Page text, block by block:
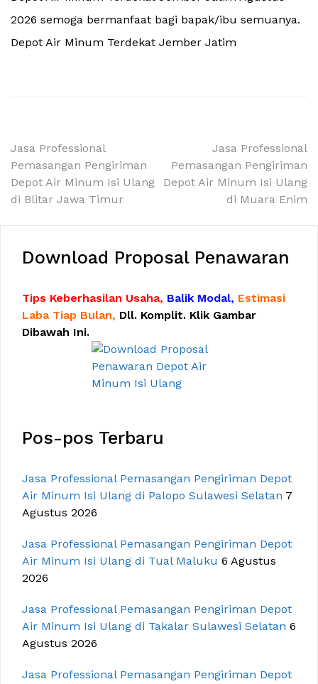
2026 semoga bermanfaat bagi bapak/ibu semuanya.
Depot Air Minum Terdekat Jember Jatim
Navigasi
pos
Jasa Professional
Pemasangan Pengiriman
Depot Air Minum Isi Ulang
di Blitar Jawa Timur
Jasa Professional
Pemasangan Pengiriman
Depot Air Minum Isi Ulang
di Muara Enim
Download Proposal Penawaran
Tips Keberhasilan Usaha, Balik Modal, Estimasi
Laba Tiap Bulan, Dll. Komplit. Klik Gambar
Dibawah Ini.
Pos-pos Terbaru
Jasa Professional Pemasangan Pengiriman Depot
Air Minum Isi Ulang di Palopo Sulawesi Selatan 7
Agustus 2026
Jasa Professional Pemasangan Pengiriman Depot
Air Minum Isi Ulang di Tual Maluku 6 Agustus
2026
Jasa Professional Pemasangan Pengiriman Depot
Air Minum Isi Ulang di Takalar Sulawesi Selatan 6
Agustus 2026
Jasa Professional Pemasangan Pengiriman Depot